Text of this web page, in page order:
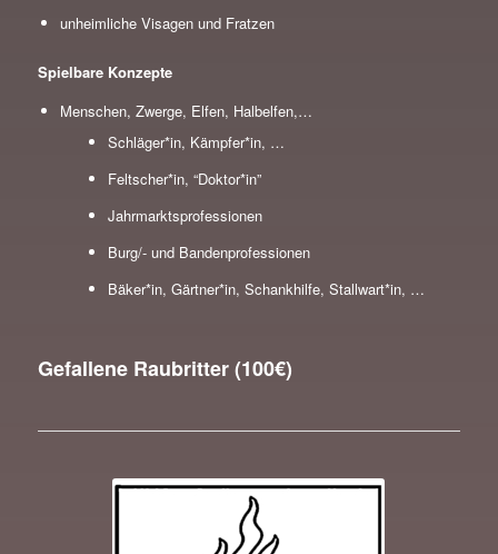
unheimliche Visagen und Fratzen
Spielbare Konzepte
Menschen, Zwerge, Elfen, Halbelfen,…
Schläger*in, Kämpfer*in, …
Feltscher*in, “Doktor*in”
Jahrmarktsprofessionen
Burg/- und Bandenprofessionen
Bäker*in, Gärtner*in, Schankhilfe, Stallwart*in, …
Gefallene Raubritter (100€)